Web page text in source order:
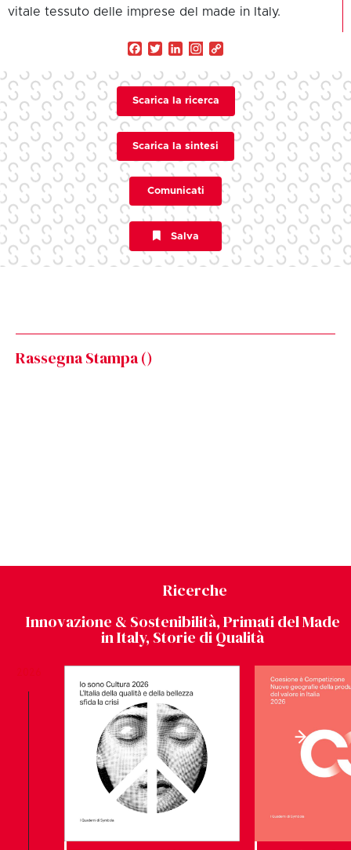
vitale tessuto delle imprese del made in Italy.
Facebook
TwitterLinkedIn
Scarica la ricerca
Scarica la sintesi
Comunicati
Salva
Rassegna Stampa ()
Ricerche
Innovazione & Sostenibilità, Primati del Made
in Italy, Storie di Qualità